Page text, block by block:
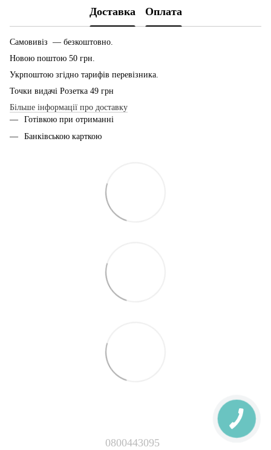
Доставка Оплата
Самовивіз — безкоштовно.
Новою поштою 50 грн.
Укрпоштою згідно тарифів перевізника.
Точки видачі Розетка 49 грн
Більше інформації про доставку
Готівкою при отриманні
Банківською карткою
0800443095